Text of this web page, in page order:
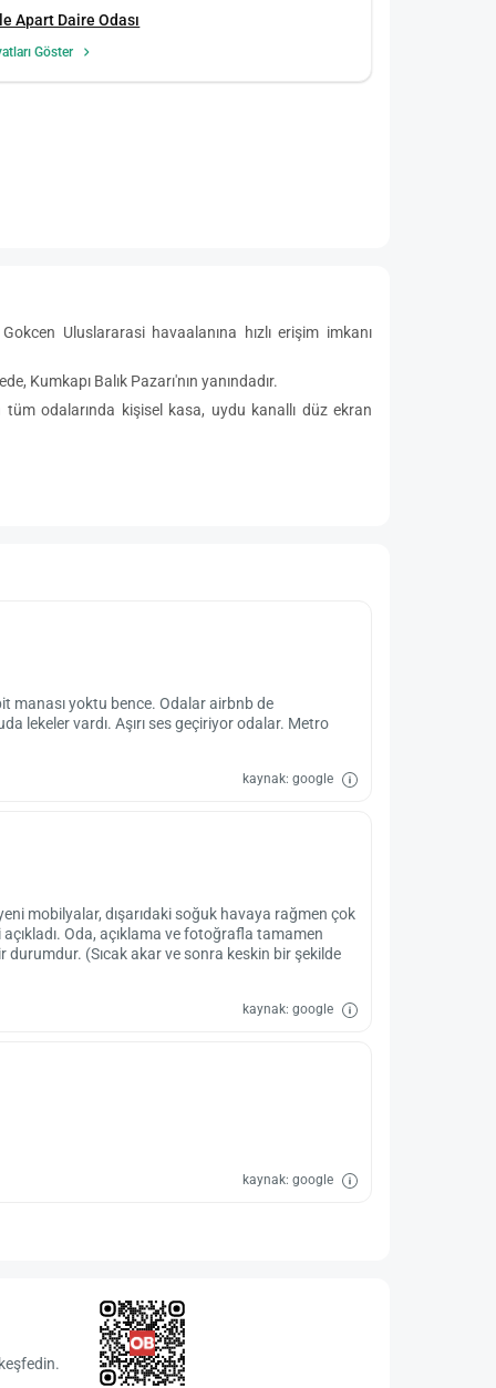
Apart Daire Odası
Göster
Uluslararasi havaalanına hızlı erişim imkanı
Kumkapı Balık Pazarı'nın yanındadır.
odalarında kişisel kasa, uydu kanallı düz ekran
manası yoktu bence. Odalar airbnb de
lekeler vardı. Aşırı ses geçiriyor odalar. Metro
kaynak: google
mobilyalar, dışarıdaki soğuk havaya rağmen çok
Oda, açıklama ve fotoğrafla tamamen
durumdur. (Sıcak akar ve sonra keskin bir şekilde
kaynak: google
kaynak: google